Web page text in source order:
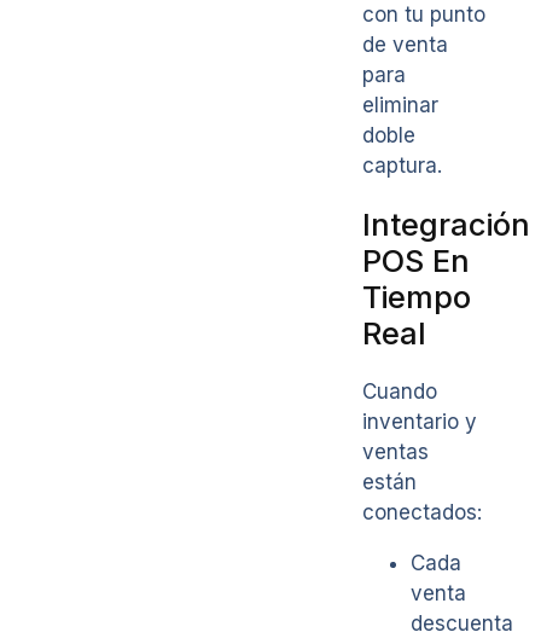
con tu punto
de venta
para
eliminar
doble
captura.
Integración
POS En
Tiempo
Real
Cuando
inventario y
ventas
están
conectados:
Cada
venta
descuenta